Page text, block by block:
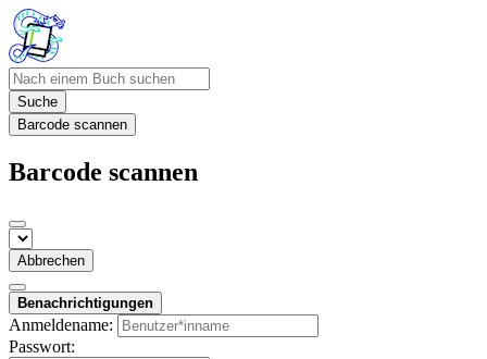
Suche
Barcode scannen
Barcode scannen
Abbrechen
Benachrichtigungen
Anmeldename:
Passwort: